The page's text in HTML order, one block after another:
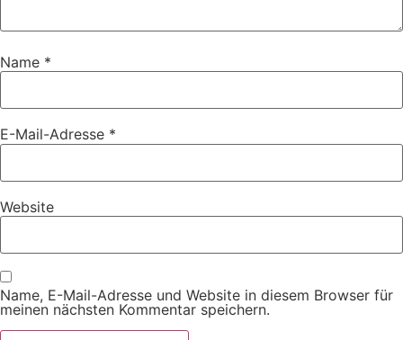
Name *
E-Mail-Adresse *
Website
Name, E-Mail-Adresse und Website in diesem Browser für
meinen nächsten Kommentar speichern.